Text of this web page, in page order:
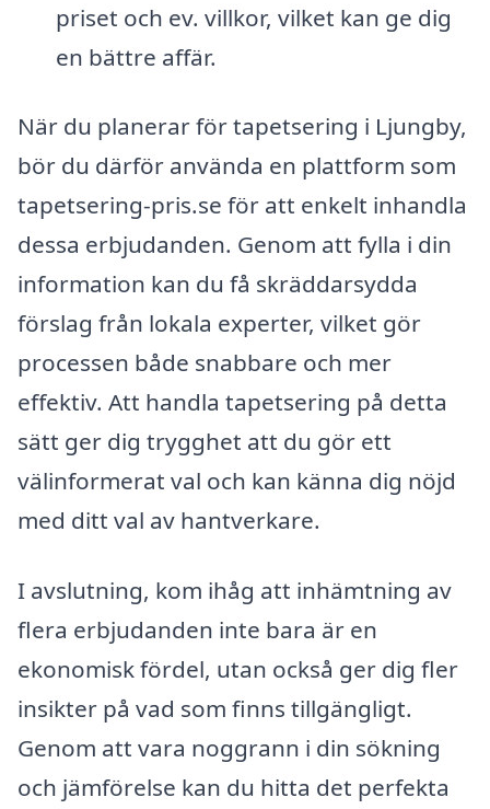
priset och ev. villkor, vilket kan ge dig
en bättre affär.
När du planerar för tapetsering i Ljungby,
bör du därför använda en plattform som
tapetsering-pris.se för att enkelt inhandla
dessa erbjudanden. Genom att fylla i din
information kan du få skräddarsydda
förslag från lokala experter, vilket gör
processen både snabbare och mer
effektiv. Att handla tapetsering på detta
sätt ger dig trygghet att du gör ett
välinformerat val och kan känna dig nöjd
med ditt val av hantverkare.
I avslutning, kom ihåg att inhämtning av
flera erbjudanden inte bara är en
ekonomisk fördel, utan också ger dig fler
insikter på vad som finns tillgängligt.
Genom att vara noggrann i din sökning
och jämförelse kan du hitta det perfekta